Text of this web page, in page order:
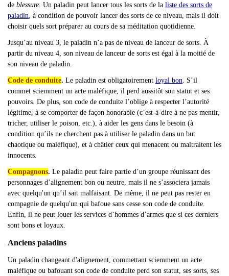
de blessure . Un paladin peut lancer tous les sorts de la liste des sorts de
paladin , à condition de pouvoir lancer des sorts de ce niveau, mais il doit
choisir quels sort préparer au cours de sa méditation quotidienne.
Jusqu’au niveau 3, le paladin n’a pas de niveau de lanceur de sorts. À
partir du niveau 4, son niveau de lanceur de sorts est égal à la moitié de
son niveau de paladin.
Code de conduite. Le paladin est obligatoirement loyal bon. S’il
commet sciemment un acte maléfique, il perd aussitôt son statut et ses
pouvoirs. De plus, son code de conduite l’oblige à respecter l’autorité
légitime, à se comporter de façon honorable (c’est-à-dire à ne pas mentir,
tricher, utiliser le poison, etc.), à aider les gens dans le besoin (à
condition qu’ils ne cherchent pas à utiliser le paladin dans un but
chaotique ou maléfique), et à châtier ceux qui menacent ou maltraitent les
innocents.
Compagnons. Le paladin peut faire partie d’un groupe réunissant des
personnages d’alignement bon ou neutre, mais il ne s’associera jamais
avec quelqu'un qu’il sait malfaisant. De même, il ne peut pas rester en
compagnie de quelqu'un qui bafoue sans cesse son code de conduite.
Enfin, il ne peut louer les services d’hommes d’armes que si ces derniers
sont bons et loyaux.
Anciens paladins
Un paladin changeant d'alignement, commettant sciemment un acte
maléfique ou bafouant son code de conduite perd son statut, ses sorts, ses